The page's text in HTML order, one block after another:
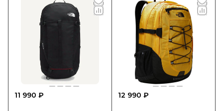
11 990 ₽ 12 990 ₽